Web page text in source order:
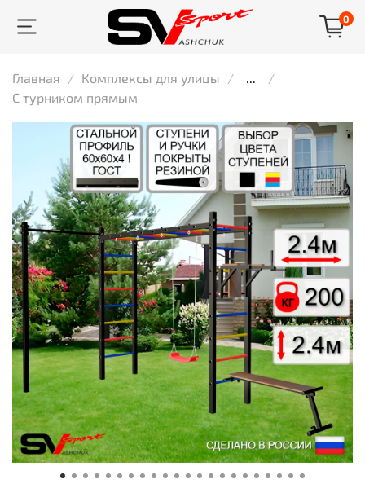
0
Главная Комплексы для улицы
...
С турником прямым